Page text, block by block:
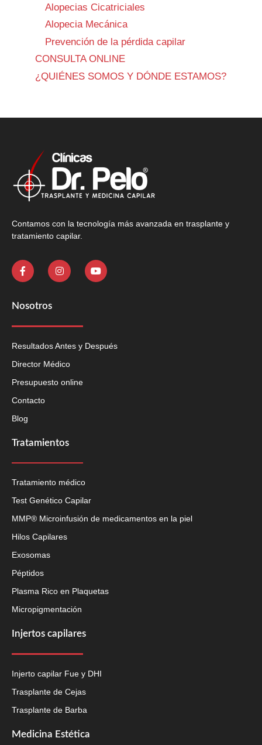
Alopecias Cicatriciales
Alopecia Mecánica
Prevención de la pérdida capilar
CONSULTA ONLINE
¿QUIÉNES SOMOS Y DÓNDE ESTAMOS?
Contamos con la tecnología más avanzada en trasplante y
tratamiento capilar.
Nosotros
Resultados Antes y Después
Director Médico
Presupuesto online
Contacto
Blog
Tratamientos
Tratamiento médico
Test Genético Capilar
MMP® Microinfusión de medicamentos en la piel
Hilos Capilares
Exosomas
Péptidos
Plasma Rico en Plaquetas
Micropigmentación
Injertos capilares
Injerto capilar Fue y DHI
Trasplante de Cejas
Trasplante de Barba
Medicina Estética